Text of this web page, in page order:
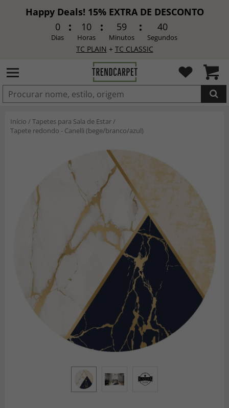
Happy Deals! 15% EXTRA DE DESCONTO
0
Dias
10
Horas
59
Minutos
38
Segundos
TC PLAIN + TC CLASSIC
ADICIONADO
Início /Tapetes para Sala de Estar/
Tapete redondo - Canelli (bege/branco/azul)